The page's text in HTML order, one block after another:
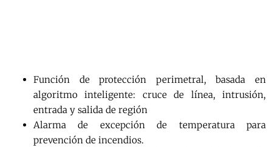
Función de protección perimetral, basada en
algoritmo inteligente: cruce de línea, intrusión,
entrada y salida de región
Alarma de excepción de temperatura para
prevención de incendios.